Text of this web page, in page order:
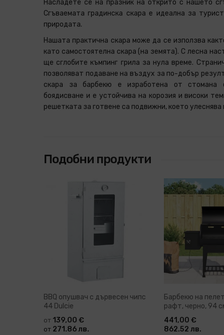
Насладете се на празник на открито с нашето
Сгъваемата градинска скара е идеална за
природата.
Нашата практична скара може да се използва
като самостоятелна скара (на земята). С лесна
ще сглобите къмпинг грила за нула време.
позволяват подаване на въздух за по-добър
скара за барбекю е изработена от стомана
боядисване и е устойчива на корозия и високи
решетката за готвене са подвижни, което улеснява
Подобни продукти
BBQ опушвач с дървесен чипс
44 Dulcie
от 139,00 €
от 271.86 лв.
Барбекю на
рафт, черно, 94
441,00 €
862.52 лв.